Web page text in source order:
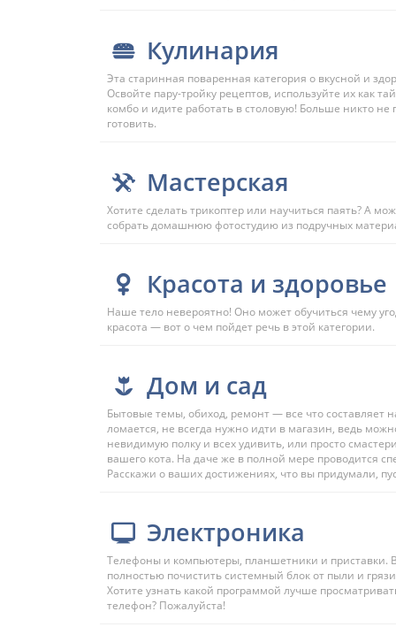
Кулинария
Эта старинная поваренная категория о вкусной и
Освойте пару-тройку рецептов, используйте их как
комбо и идите работать в столовую! Больше никто не
готовить.
Мастерская
Хотите сделать трикоптер или научиться паять? А
собрать домашнюю фотостудию из подручных
Красота и здоровье
Наше тело невероятно! Оно может обучиться чему
красота — вот о чем пойдет речь в этой категории.
Дом и сад
Бытовые темы, обиход, ремонт — все что составляет
ломается, не всегда нужно идти в магазин, ведь
невидимую полку и всех удивить, или просто
вашего кота. На даче же в полной мере проводится
Расскажи о ваших достижениях, что вы придумали,
Электроника
Телефоны и компьютеры, планшетники и приставки.
полностью почистить системный блок от пыли и
Хотите узнать какой программой лучше
телефон? Пожалуйста!